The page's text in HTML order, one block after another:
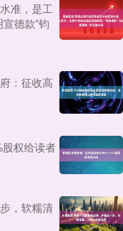
准，是工
德款”钧
：征收高
权给读者
，软糯清